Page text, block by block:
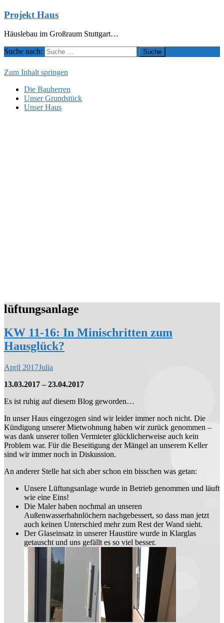
Projekt Haus
Häuslebau im Großraum Stuttgart…
Suche nach:
Zum Inhalt springen
Die Bauherren
Unser Grundstück
Unser Haus
lüftungsanlage
KW 11-16: In Minischritten zum
Hausglück?
April 2017Julia
13.03.2017 – 23.04.2017
Es ist ruhig auf diesem Blog geworden…
In unser Haus eingezogen sind wir leider immer noch nicht. Die
Kündigung unserer Mietwohnung haben wir zurück genommen –
was dank unserer tollen Vermieter glücklicherweise auch kein
Problem war. Für die Beseitigung der Mängel an unserem Keller
sind wir immer noch in Diskussion.
An anderer Stelle hat sich aber schon ein bisschen was getan:
Unsere Lüftungsanlage wurde in Betrieb genommen und läuft
wie eine Eins!
Die Maler haben nochmal an unseren
Außenwasserhahnlöchern nachgebessert, so dass man jetzt
auch keinen Unterschied mehr zum Rest der Wand sieht.
Der Glaseinsatz in unserer Haustüre wurde in Klarglas
getauscht und uns gefällt es so viel besser.